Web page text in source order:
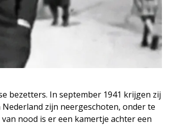
bezetters. In september 1941 krijgen zij
zijn neergeschoten, onder te
nood is er een kamertje achter een